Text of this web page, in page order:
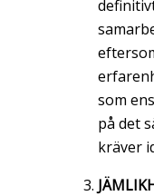
som
på det
kräver